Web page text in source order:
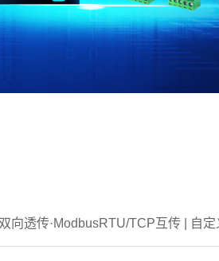
向透传·ModbusRTU/TCP互传 | 自定